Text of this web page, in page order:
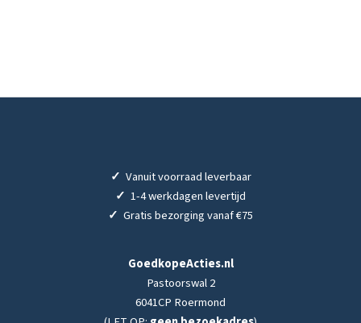
✓ Vanuit voorraad leverbaar
✓ 1-4 werkdagen levertijd
✓ Gratis bezorging vanaf €75
GoedkopeActies.nl
Pastoorswal 2
6041CP Roermond